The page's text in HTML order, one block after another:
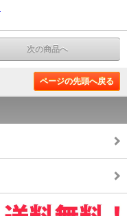
次の商品へ
ページの先頭へ戻る